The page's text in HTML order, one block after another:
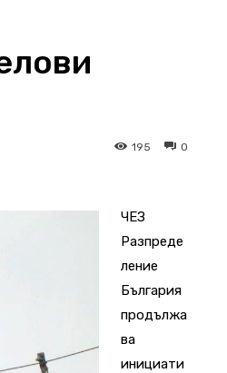
0
195
ЧЕЗ
Разпреде
ление
България
продължа
ва
инициати